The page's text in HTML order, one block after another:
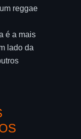
reggae
é a mais
lado da